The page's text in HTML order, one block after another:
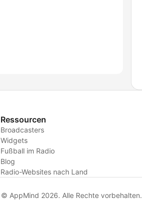
Ressourcen
Broadcasters
Widgets
Fußball im Radio
Blog
Radio-Websites nach Land
© AppMind 2026. Alle Rechte vorbehalten.